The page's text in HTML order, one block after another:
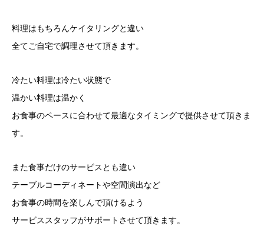
料理はもちろんケイタリングと違い
全てご自宅で調理させて頂きます。
冷たい料理は冷たい状態で
温かい料理は温かく
お食事のペースに合わせて最適なタイミングで提供させて頂きま
す。
また食事だけのサービスとも違い
テーブルコーディネートや空間演出など
お食事の時間を楽しんで頂けるよう
サービススタッフがサポートさせて頂きます。